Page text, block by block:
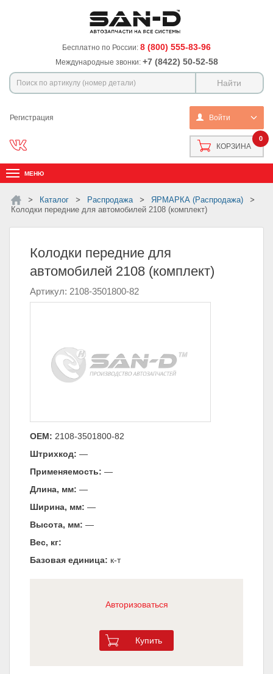
Бесплатно по России: 8 (800) 555-83-96
Международные звонки: +7 (8422) 50-52-58
Регистрация Войти
0
КОРЗИНА
МЕНЮ
Каталог Распродажа
ЯРМАРКА (Распродажа)
Колодки передние для автомобилей 2108 (комплект)
Колодки передние для
автомобилей 2108 (комплект)
Артикул: 2108-3501800-82
ОЕМ: 2108-3501800-82
Штрихкод: —
Применяемость: —
Длина, мм: —
Ширина, мм: —
Высота, мм: —
Вес, кг:
Базовая единица: к-т
Авторизоваться
Купить